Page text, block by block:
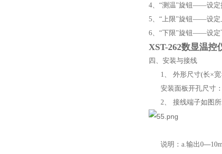
4、“测温"旋钮——设定
5、“上限"旋钮——设定
6、“下限"旋钮——设定
XST-262数显温控
四、 安装与接线
1、 外形尺寸(长×宽
安装面板开孔尺寸
2、 接线端子如图
说明： a.输出0—